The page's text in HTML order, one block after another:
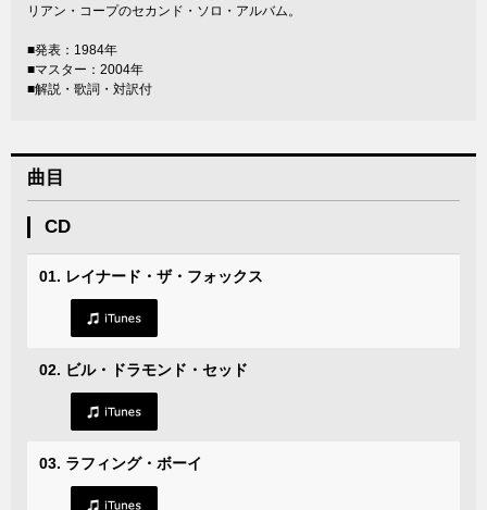
リアン・コープのセカンド・ソロ・アルバム。
■発表：1984年
■マスター：2004年
■解説・歌詞・対訳付
曲目
CD
01. レイナード・ザ・フォックス
02. ビル・ドラモンド・セッド
03. ラフィング・ボーイ